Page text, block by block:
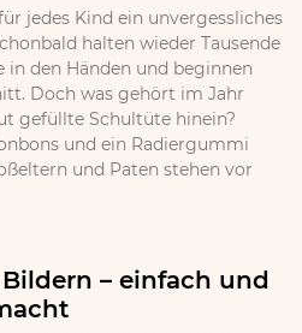
jedes Kind ein unvergessliches
halten wieder Tausende
den Händen und beginnen
Doch was gehört im Jahr
gefüllte Schultüte hinein?
und ein Radiergummi
und Paten stehen vor
– einfach und